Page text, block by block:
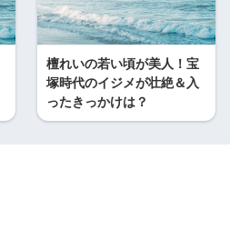
檀れいの若い頃が美人！宝
塚時代のイジメが壮絶＆入
ったきっかけは？